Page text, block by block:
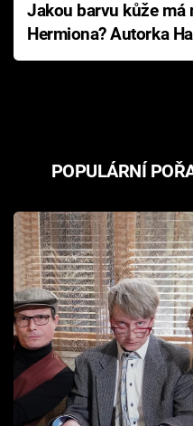
Jakou barvu kůže má
Hermiona? Autorka
Pottera přišla s ráznou
POPULÁRNÍ